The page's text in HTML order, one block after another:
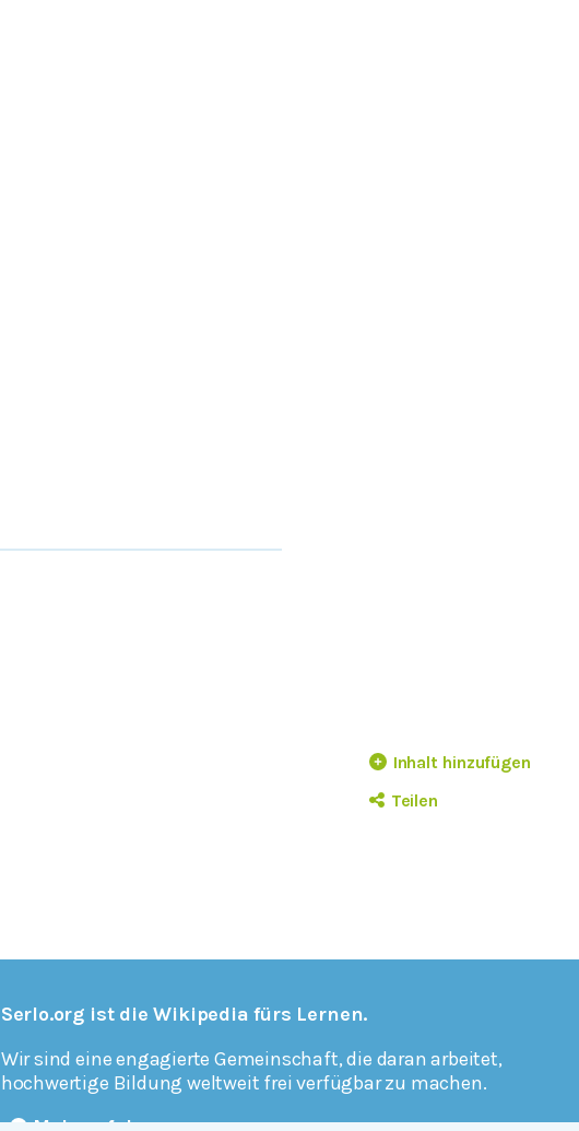
Inhalt hinzufügen
Teilen
Serlo.org ist die Wikipedia fürs Lernen.
Wir sind eine engagierte Gemeinschaft, die daran arbeitet,
hochwertige Bildung weltweit frei verfügbar zu machen.